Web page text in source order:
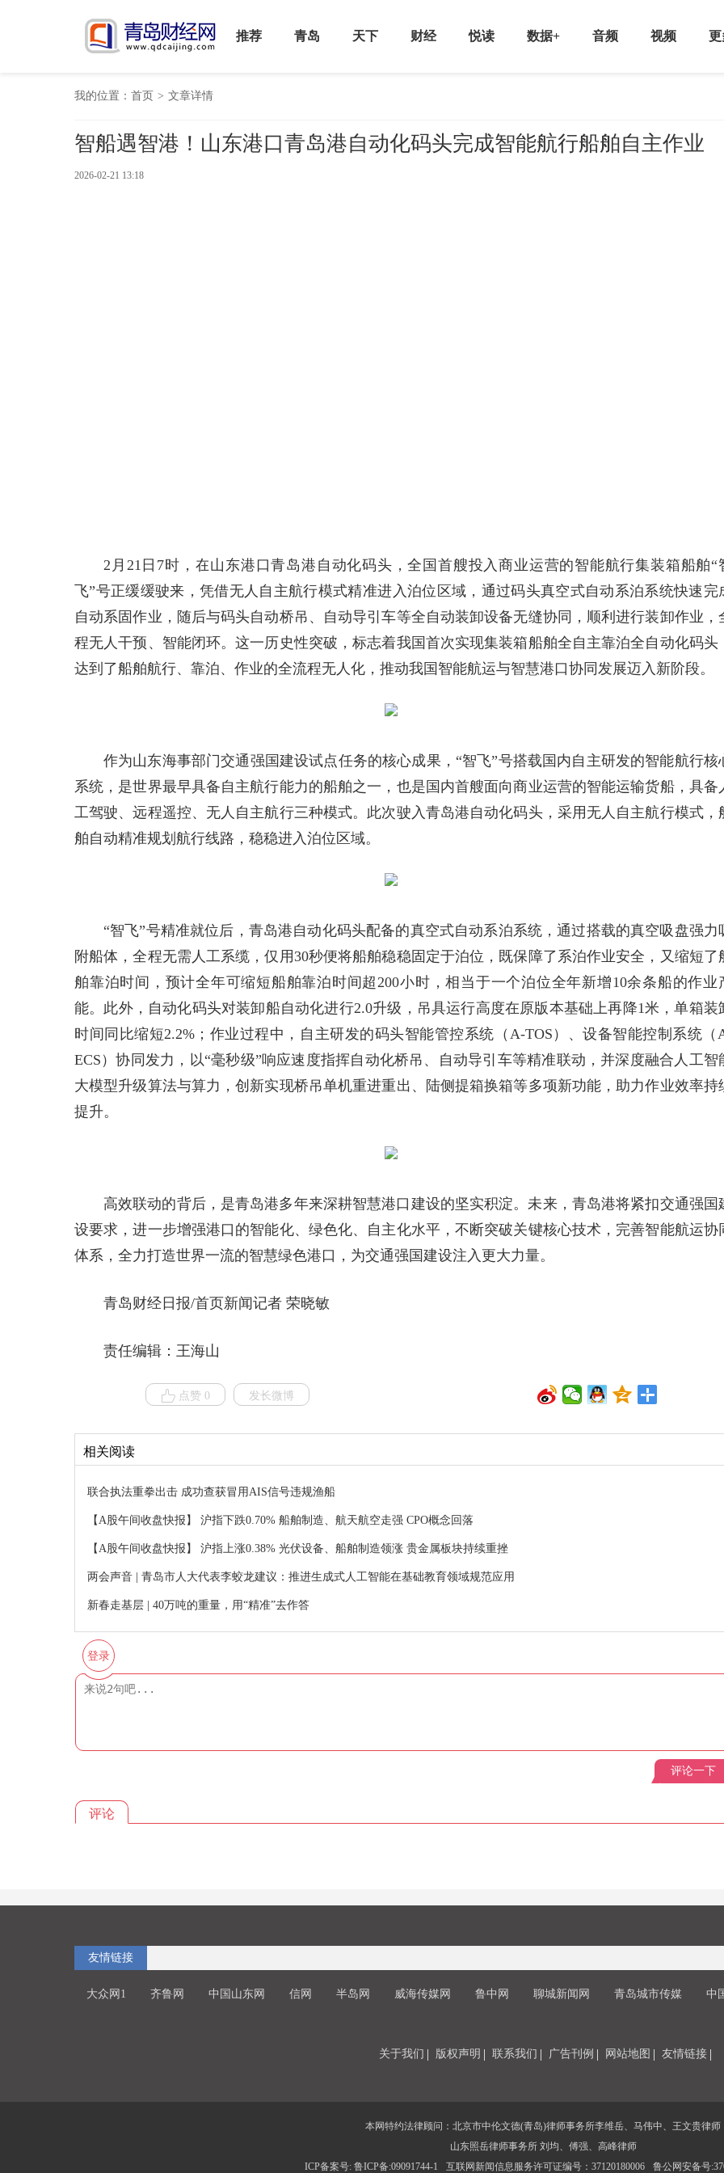
推荐 青岛 天下 财经 悦读 数据+ 音频 视频 更
我的位置： 首页 > 文章详情
智船遇智港！山东港口青岛港自动化码头完成智能航行船舶自主作业
2026-02-21 13:18
2月21日7时，在山东港口青岛港自动化码头，全国首艘投入商业运营的智能航行集装箱船舶“
飞”号正缓缓驶来，凭借无人自主航行模式精准进入泊位区域，通过码头真空式自动系泊系统快速完
自动系固作业，随后与码头自动桥吊、自动导引车等全自动装卸设备无缝协同，顺利进行装卸作业，
程无人干预、智能闭环。这一历史性突破，标志着我国首次实现集装箱船舶全自主靠泊全自动化码头
达到了船舶航行、靠泊、作业的全流程无人化，推动我国智能航运与智慧港口协同发展迈入新阶段。
作为山东海事部门交通强国建设试点任务的核心成果，“智飞”号搭载国内自主研发的智能航行核
系统，是世界最早具备自主航行能力的船舶之一，也是国内首艘面向商业运营的智能运输货船，具备
工驾驶、远程遥控、无人自主航行三种模式。此次驶入青岛港自动化码头，采用无人自主航行模式，
舶自动精准规划航行线路，稳稳进入泊位区域。
“智飞”号精准就位后，青岛港自动化码头配备的真空式自动系泊系统，通过搭载的真空吸盘强力
附船体，全程无需人工系缆，仅用30秒便将船舶稳稳固定于泊位，既保障了系泊作业安全，又缩短了
舶靠泊时间，预计全年可缩短船舶靠泊时间超200小时，相当于一个泊位全年新增10余条船的作业
能。此外，自动化码头对装卸船自动化进行2.0升级，吊具运行高度在原版本基础上再降1米，单箱装
时间同比缩短2.2%；作业过程中，自主研发的码头智能管控系统（A-TOS）、设备智能控制系统（
ECS）协同发力，以“毫秒级”响应速度指挥自动化桥吊、自动导引车等精准联动，并深度融合人工智
大模型升级算法与算力，创新实现桥吊单机重进重出、陆侧提箱换箱等多项新功能，助力作业效率持
提升。
高效联动的背后，是青岛港多年来深耕智慧港口建设的坚实积淀。未来，青岛港将紧扣交通强国
设要求，进一步增强港口的智能化、绿色化、自主化水平，不断突破关键核心技术，完善智能航运协
体系，全力打造世界一流的智慧绿色港口，为交通强国建设注入更大力量。
青岛财经日报/首页新闻记者 荣晓敏
责任编辑：王海山
点赞 0 发长微博
相关阅读
联合执法重拳出击 成功查获冒用AIS信号违规渔船
【A股午间收盘快报】 沪指下跌0.70% 船舶制造、航天航空走强 CPO概念回落
【A股午间收盘快报】 沪指上涨0.38% 光伏设备、船舶制造领涨 贵金属板块持续重挫
两会声音 | 青岛市人大代表李蛟龙建议：推进生成式人工智能在基础教育领域规范应用
新春走基层 | 40万吨的重量，用“精准”去作答
登录
评论一下
评论
友情链接
大众网1 齐鲁网 中国山东网 信网 半岛网 威海传媒网 鲁中网 聊城新闻网 青岛城市传媒 中
关于我们 版权声明 联系我们 广告刊例 网站地图 友情链接
本网特约法律顾问：北京市中伦文德(青岛)律师事务所李维岳、马伟中、王文贵律师
山东照岳律师事务所 刘均、傅强、高峰律师
ICP备案号: 鲁ICP备:09091744-1
互联网新闻信息服务许可证编号：37120180006 鲁公网安备号